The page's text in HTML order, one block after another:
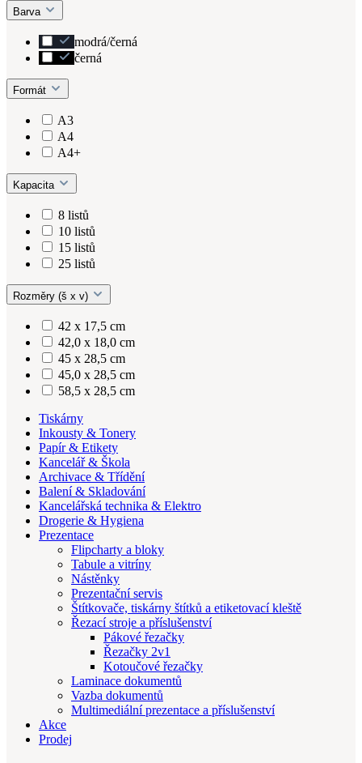
Barva
modrá/černá
černá
Formát
A3
A4
A4+
Kapacita
8 listů
10 listů
15 listů
25 listů
Rozměry (š x v)
42 x 17,5 cm
42,0 x 18,0 cm
45 x 28,5 cm
45,0 x 28,5 cm
58,5 x 28,5 cm
Tiskárny
Inkousty & Tonery
Papír & Etikety
Kancelář & Škola
Archivace & Třídění
Balení & Skladování
Kancelářská technika & Elektro
Drogerie & Hygiena
Prezentace
Flipcharty a bloky
Tabule a vitríny
Nástěnky
Prezentační servis
Štítkovače, tiskárny štítků a etiketovací kleště
Řezací stroje a příslušenství
Pákové řezačky
Řezačky 2v1
Kotoučové řezačky
Laminace dokumentů
Vazba dokumentů
Multimediální prezentace a příslušenství
Akce
Prodej